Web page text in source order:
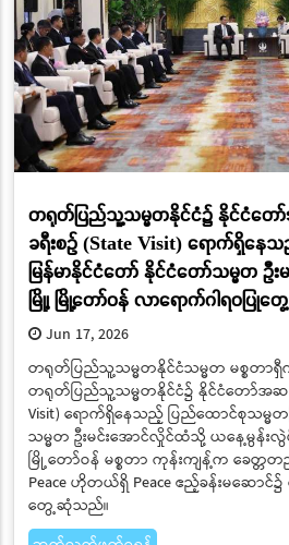
တရုတ်ပြည်သူ့သမ္မတနိုင်ငံ၌ နိုင်ငံတော်
ခရီးစဉ် (State Visit) ရောက်ရှိနေ
မြန်မာနိုင်ငံတော် နိုင်ငံတော်သမ္မတ ဦ
မြို့၊ မြို့တော်ဝန် လာရောက်ဂါရဝပြုတွ
Jun 17, 2026
တရုတ်ပြည်သူ့သမ္မတနိုင်ငံသမ္မတ မစ္စတာရှီ
တရုတ်ပြည်သူ့သမ္မတနိုင်ငံ၌ နိုင်ငံတော်အဆင့်ခ
Visit) ရောက်ရှိနေသည့် ပြည်ထောင်စုသမ္မ
သမ္မတ ဦးမင်းအောင်လှိုင်ထံသို့ ယနေ့မွန်းလွဲ
မြို့တော်ဝန် မစ္စတာ ကုန်းကျန့်က ခေတ္တ
Peace ဟိုတယ်ရှိ Peace ဧည့်ခန်းမဆောင်၌
တွေ့ဆုံသည်။